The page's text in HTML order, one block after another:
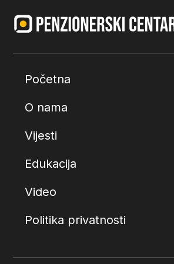
Početna
O nama
Vijesti
Edukacija
Video
Politika privatnosti